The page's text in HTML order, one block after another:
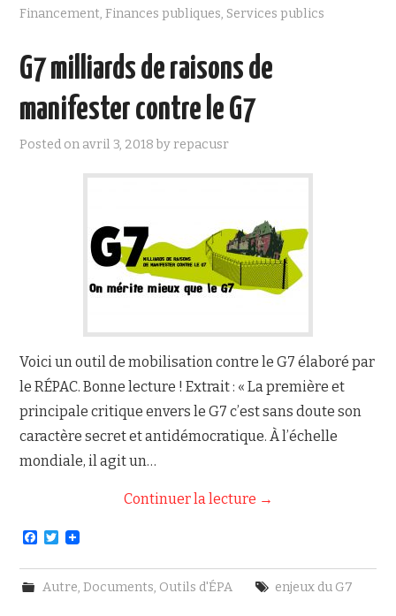
k
Financement,Finances publiques, Services publics
G7 milliards de raisons de
manifester contre le G7
Posted on avril 3, 2018 byrepacusr
Voici un outil de mobilisation contre le G7 élaboré par
le RÉPAC. Bonne lecture ! Extrait : « La première et
principale critique envers le G7 c’est sans doute son
caractère secret et antidémocratique. À l’échelle
mondiale, il agit un…
Continuer la lecture →
F
c
b
T
i
t
t
Autre, Documents, Outils d'ÉPA enjeux du G7